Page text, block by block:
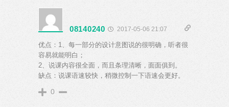
08140240 2017-05-06 21:07
优点：1、每一部分的设计意图说的很明确，听者很
容易就能明白；
2、说课内容很全面，而且条理清晰，面面俱到。
缺点：说课语速较快，稍微控制一下语速会更好。
0